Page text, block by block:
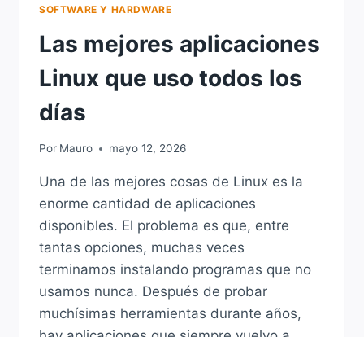
SOFTWARE Y HARDWARE
Las mejores aplicaciones
Linux que uso todos los
días
Por Mauro mayo 12, 2026
Una de las mejores cosas de Linux es la
enorme cantidad de aplicaciones
disponibles. El problema es que, entre
tantas opciones, muchas veces
terminamos instalando programas que no
usamos nunca. Después de probar
muchísimas herramientas durante años,